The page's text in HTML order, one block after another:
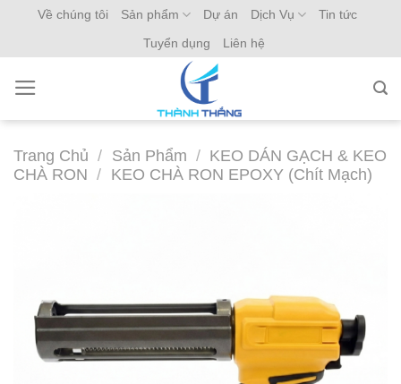
content
Về chúng tôi Sản phẩm Dự án Dịch Vụ
Tin tức
Tuyển dụng
Liên hệ
Trang Chủ / Sản Phẩm / KEO DÁN GẠCH & KEO
CHÀ RON / KEO CHÀ RON EPOXY (Chít Mạch)